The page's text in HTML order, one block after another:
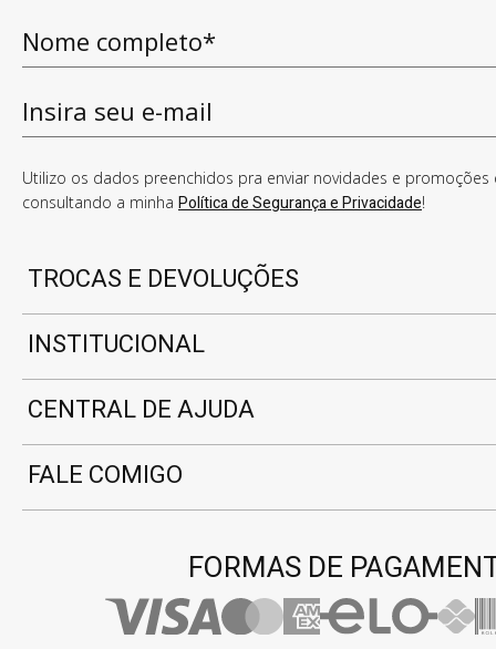
Utilizo os dados preenchidos pra enviar novidades e promoções
consultando a minha Política de Segurança e Privacidade!
TROCAS E DEVOLUÇÕES
INSTITUCIONAL
CENTRAL DE AJUDA
FALE COMIGO
FORMAS DE